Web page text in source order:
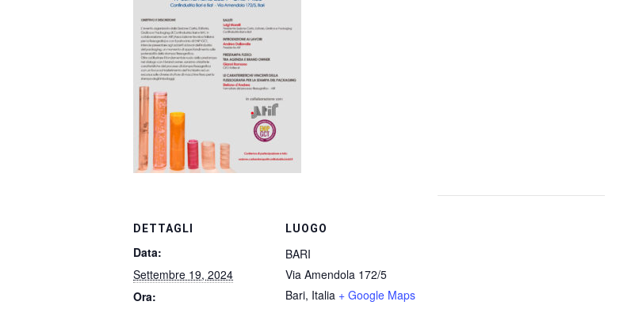
DETTAGLI
Data:
Settembre 19, 2024
Ora:
LUOGO
BARI
Via Amendola 172/5
Bari, Italia + Google Maps